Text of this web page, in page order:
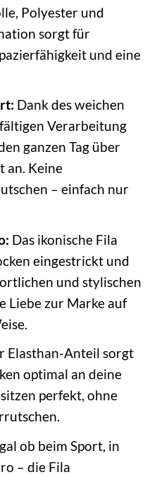
Polyester und
sorgt für
und eine
Dank des weichen
Verarbeitung
ganzen Tag über
an. Keine
– einfach nur
Das ikonische Fila
eingestrickt und
und stylischen
Liebe zur Marke auf
Elasthan-Anteil sorgt
optimal an deine
perfekt, ohne
ob beim Sport, in
– die Fila